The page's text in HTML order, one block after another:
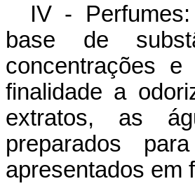
IV -
base de
concentrações
finalidade a
extratos, as
preparados
apresentados em